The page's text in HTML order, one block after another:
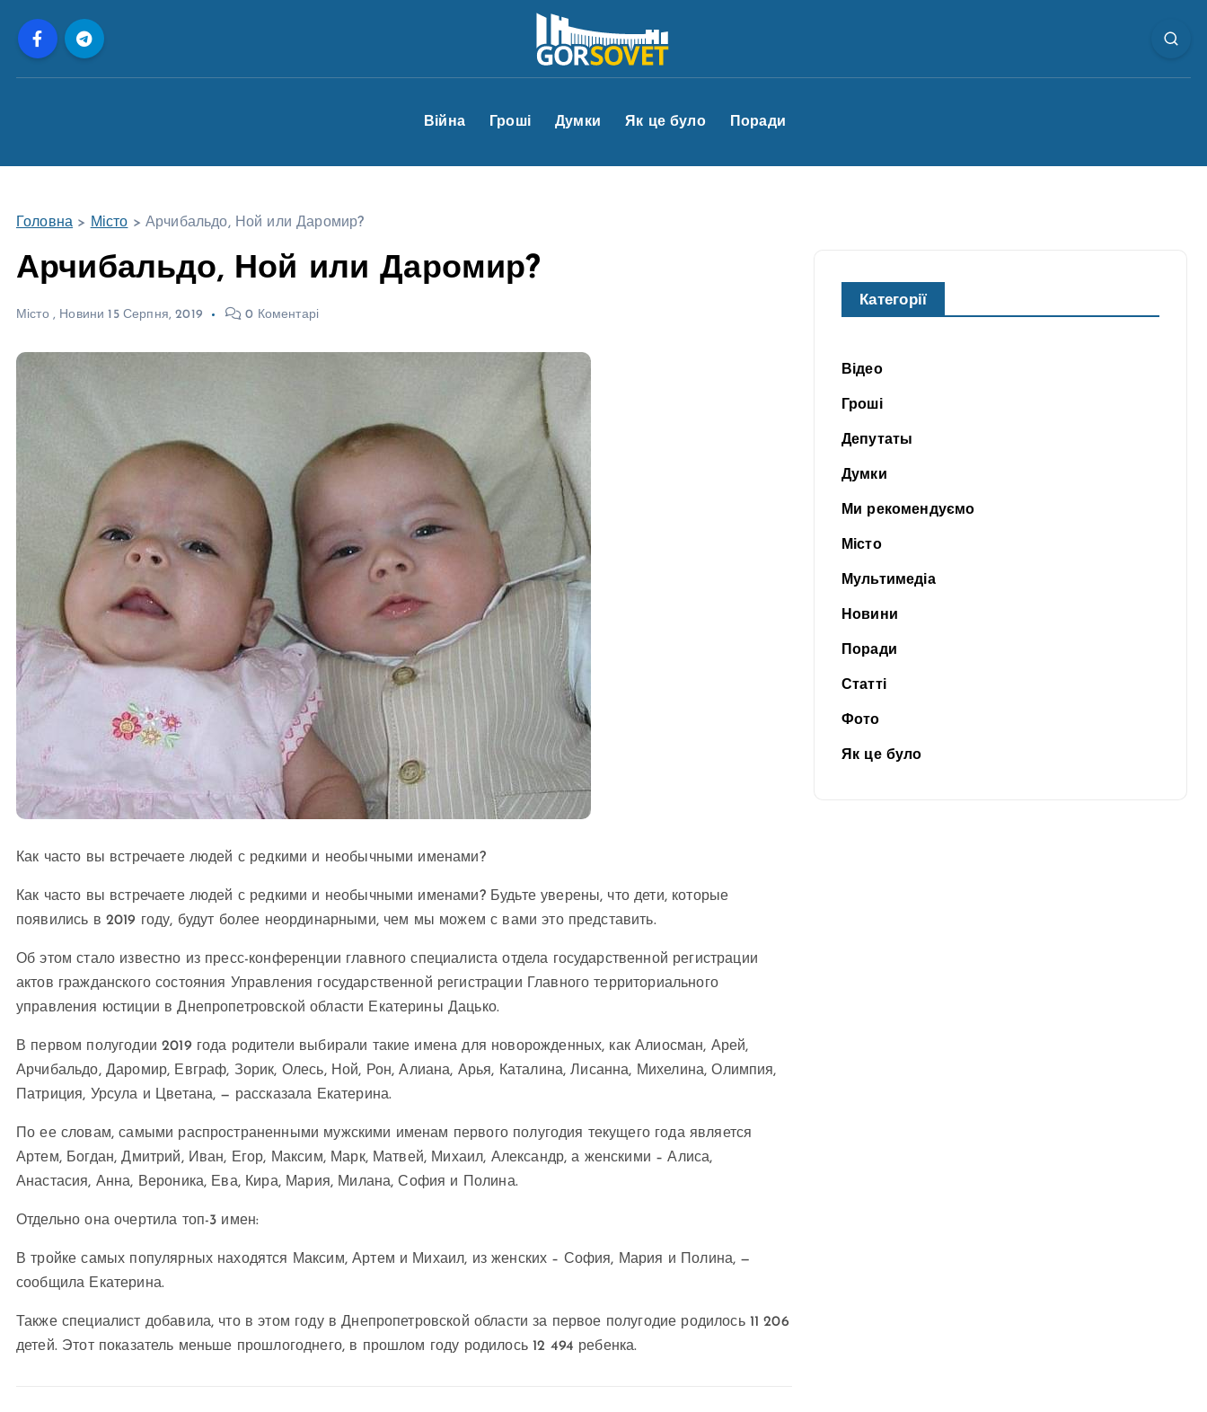
Війна Гроші Думки Як це було Поради
Головна > Місто > Арчибальдо, Ной или Даромир?
Арчибальдо, Ной или Даромир?
Місто, Новини 15 Серпня, 2019 0 Коментарі
Как часто вы встречаете людей с редкими и необычными именами?
Как часто вы встречаете людей с редкими и необычными именами? Будьте уверены, что дети, которые
появились в 2019 году, будут более неординарными, чем мы можем с вами это представить.
Об этом стало известно из пресс-конференции главного специалиста отдела государственной регистрации
актов гражданского состояния Управления государственной регистрации Главного территориального
управления юстиции в Днепропетровской области Екатерины Дацько.
В первом полугодии 2019 года родители выбирали такие имена для новорожденных, как Алиосман, Арей,
Арчибальдо, Даромир, Евграф, Зорик, Олесь, Ной, Рон, Алиана, Арья, Каталина, Лисанна, Михелина, Олимпия,
Патриция, Урсула и Цветана, — рассказала Екатерина.
По ее словам, самыми распространенными мужскими именам первого полугодия текущего года является
Артем, Богдан, Дмитрий, Иван, Егор, Максим, Марк, Матвей, Михаил, Александр, а женскими – Алиса,
Анастасия, Анна, Вероника, Ева, Кира, Мария, Милана, София и Полина.
Отдельно она очертила топ-3 имен:
В тройке самых популярных находятся Максим, Артем и Михаил, из женских – София, Мария и Полина, —
сообщила Екатерина.
Также специалист добавила, что в этом году в Днепропетровской области за первое полугодие родилось 11 206
детей. Этот показатель меньше прошлогоднего, в прошлом году родилось 12 494 ребенка.
Категорії
Відео
Гроші
Депутаты
Думки
Ми рекомендуємо
Місто
Мультимедіа
Новини
Поради
Статті
Фото
Як це було